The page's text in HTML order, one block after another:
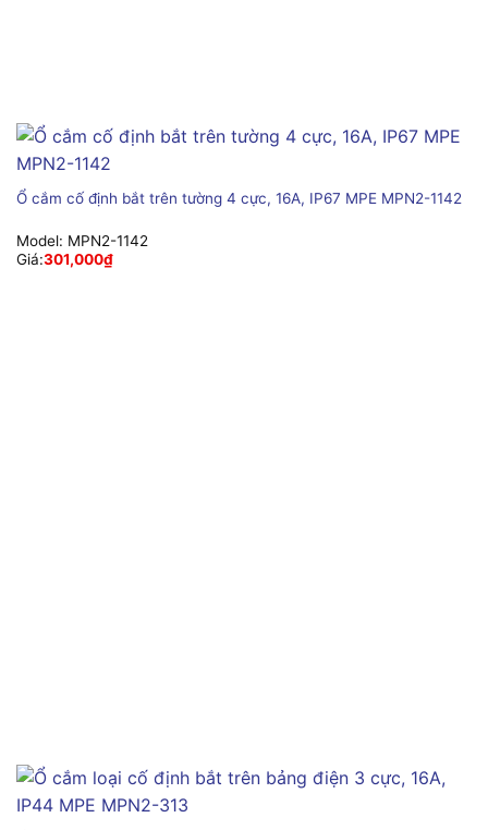
Ổ cắm cố định bắt trên tường 4 cực, 16A, IP67 MPE MPN2-1142
Model: MPN2-1142
Giá:301,000₫